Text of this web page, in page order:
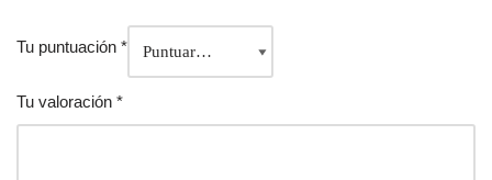
Tu puntuación *
Tu valoración *